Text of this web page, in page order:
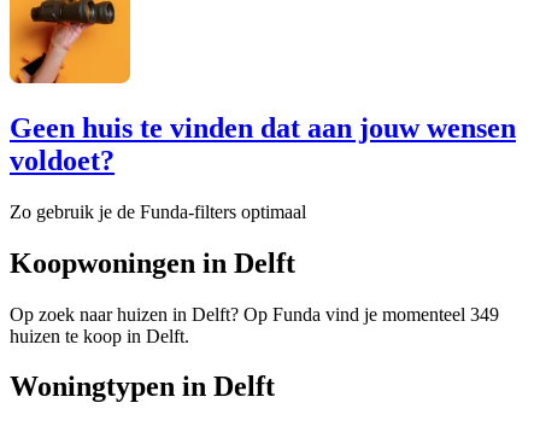
Geen huis te vinden dat aan jouw wensen
voldoet?
Zo gebruik je de Funda-filters optimaal
Koopwoningen in Delft
Op zoek naar huizen in Delft? Op Funda vind je momenteel 349
huizen te koop in Delft.
Woningtypen in Delft